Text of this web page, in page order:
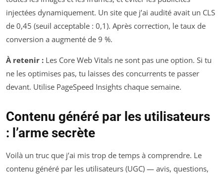
injectées dynamiquement. Un site que j’ai audité avait un CLS
de 0,45 (seuil acceptable : 0,1). Après correction, le taux de
conversion a augmenté de 9 %.
À retenir : Les Core Web Vitals ne sont pas une option. Si tu
ne les optimises pas, tu laisses des concurrents te passer
devant. Utilise PageSpeed Insights chaque semaine.
Contenu généré par les utilisateurs
: l’arme secrète
Voilà un truc que j’ai mis trop de temps à comprendre. Le
contenu généré par les utilisateurs (UGC) — avis, questions,